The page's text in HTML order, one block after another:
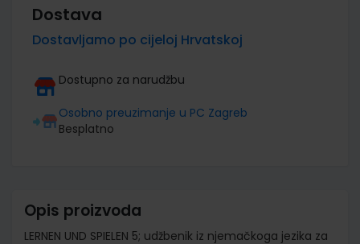
Dostava
Dostavljamo po cijeloj Hrvatskoj
Dostupno za narudžbu
Osobno preuzimanje u PC Zagreb
Besplatno
Opis proizvoda
LERNEN UND SPIELEN 5; udžbenik iz njemačkoga jezika za